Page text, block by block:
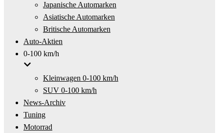
Japanische Automarken
Asiatische Automarken
Britische Automarken
Auto-Aktien
0-100 km/h
Kleinwagen 0-100 km/h
SUV 0-100 km/h
News-Archiv
Tuning
Motorrad